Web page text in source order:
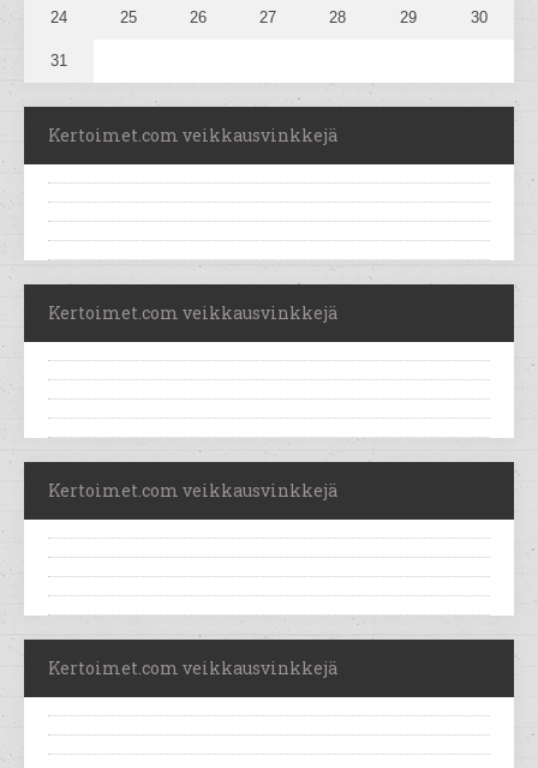
24 25 26 27 28 29 30
31
Kertoimet.com veikkausvinkkejä
Kertoimet.com veikkausvinkkejä
Kertoimet.com veikkausvinkkejä
Kertoimet.com veikkausvinkkejä